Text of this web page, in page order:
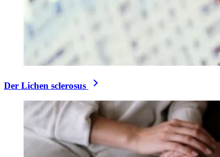
Der Lichen sclerosus